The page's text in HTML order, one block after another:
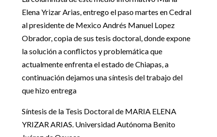
Elena Yrizar Arias, entrego el paso martes en Cedral
al presidente de Mexico Andrés Manuel Lopez
Obrador, copia de sus tesis doctoral, donde expone
la solución a conflictos y problemática que
actualmente enfrenta el estado de Chiapas, a
continuación dejamos una síntesis del trabajo del
que hizo entrega
Síntesis de la Tesis Doctoral de MARIA ELENA
YRIZAR ARIAS. Universidad Autónoma Benito